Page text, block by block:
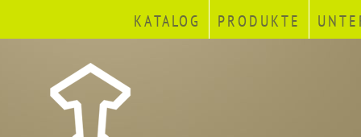
KATALOG PRODUKTE